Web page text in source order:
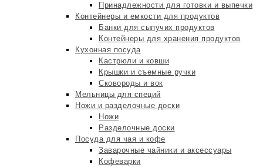
Принадлежности для готовки и выпечки
Контейнеры и емкости для продуктов
Банки для сыпучих продуктов
Контейнеры для хранения продуктов
Кухонная посуда
Кастрюли и ковши
Крышки и съемные ручки
Сковороды и вок
Мельницы для специй
Ножи и разделочные доски
Ножи
Разделочные доски
Посуда для чая и кофе
Заварочные чайники и аксессуары
Кофеварки